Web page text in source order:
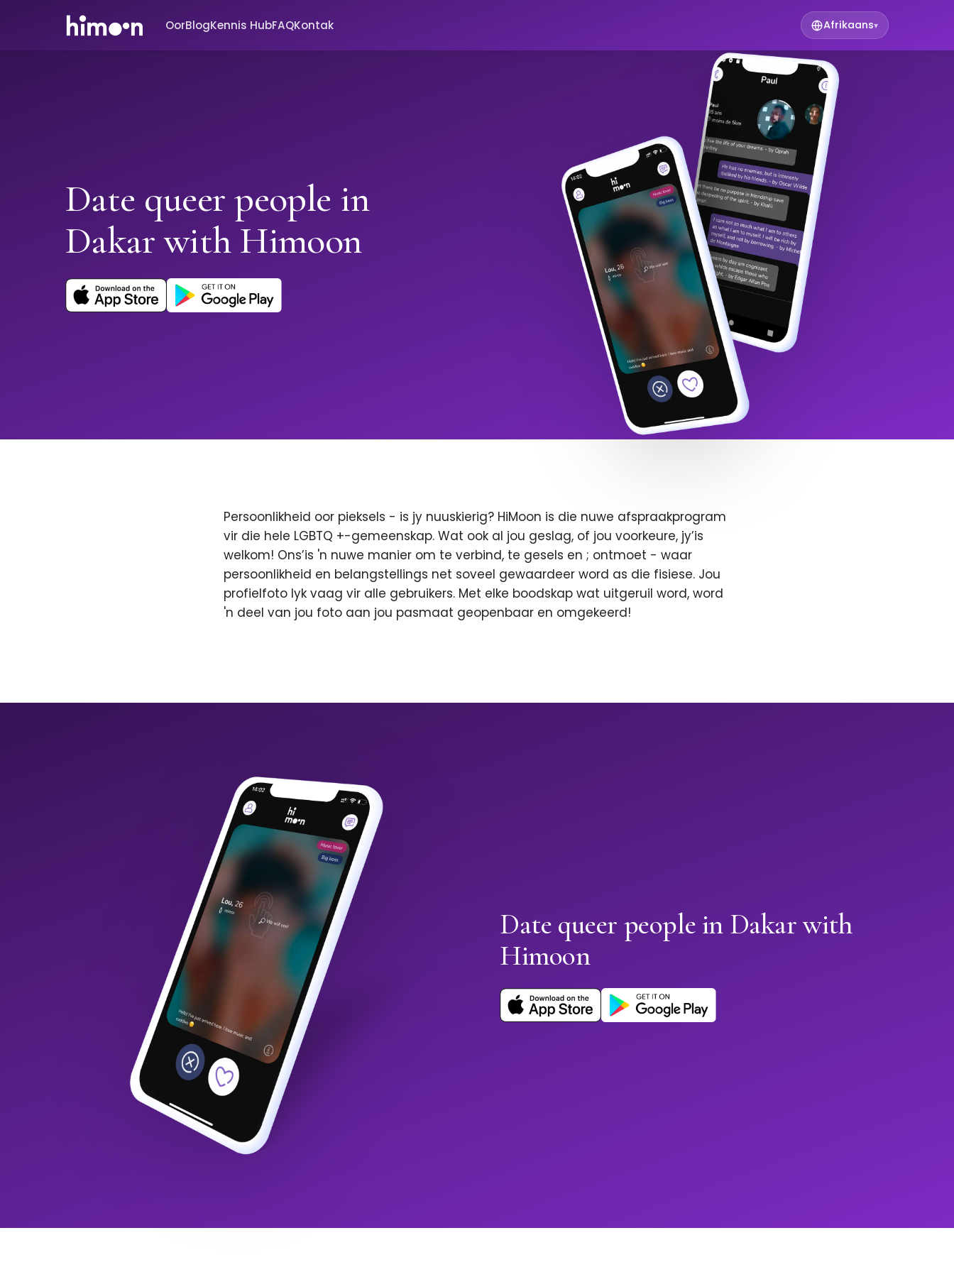
OorBlogKennis HubFAQKontak Afrikaans▾
Date queer people in
Dakar with Himoon
Persoonlikheid oor pieksels - is jy nuuskierig? HiMoon is die nuwe afspraakprogram
vir die hele LGBTQ +-gemeenskap. Wat ook al jou geslag, of jou voorkeure, jy’is
welkom! Ons’is 'n nuwe manier om te verbind, te gesels en ; ontmoet - waar
persoonlikheid en belangstellings net soveel gewaardeer word as die fisiese. Jou
profielfoto lyk vaag vir alle gebruikers. Met elke boodskap wat uitgeruil word, word
'n deel van jou foto aan jou pasmaat geopenbaar en omgekeerd!
Date queer people in Dakar with
Himoon